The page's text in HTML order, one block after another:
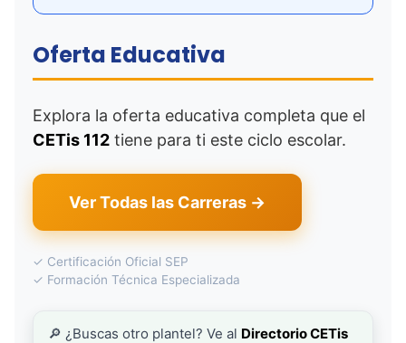
Oferta Educativa
Explora la oferta educativa completa que el
CETis 112 tiene para ti este ciclo escolar.
Ver Todas las Carreras →
✓ Certificación Oficial SEP
✓ Formación Técnica Especializada
🔎 ¿Buscas otro plantel? Ve al Directorio CETis